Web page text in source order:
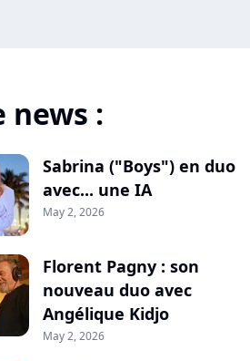
news :
Sabrina ("Boys") en duo
avec... une IA
May 2, 2026
Florent Pagny : son
nouveau duo avec
Angélique Kidjo
May 2, 2026